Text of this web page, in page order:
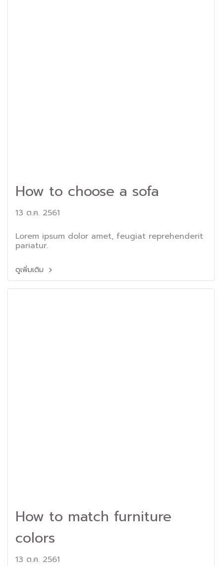
How to choose a sofa
13 ต.ค. 2561
Lorem ipsum dolor amet, feugiat reprehenderit
pariatur.
ดูเพิ่มเติม
How to match furniture
colors
13 ต.ค. 2561